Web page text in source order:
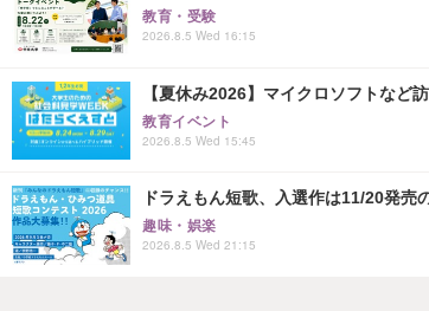
教育・受験
2026.8.5 Wed 16:15
【夏休み2026】マイクロソフトなど
教育イベント
2026.8.5 Wed 15:45
ドラえもん短歌、入選作は11/20発売
趣味・娯楽
2026.8.5 Wed 21:15